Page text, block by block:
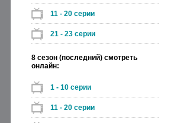
11 - 20 серии
21 - 23 серии
8 сезон (последний) смотреть
онлайн:
1 - 10 серии
11 - 20 серии